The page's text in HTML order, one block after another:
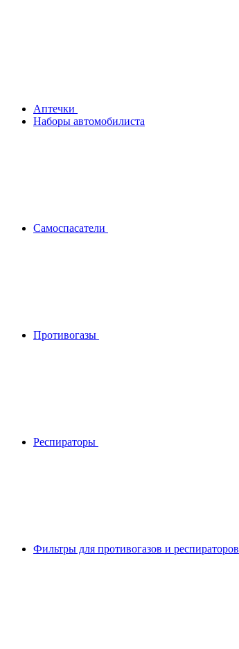
Аптечки
Наборы автомобилиста
Самоспасатели
Противогазы
Респираторы
Фильтры для противогазов и респираторов